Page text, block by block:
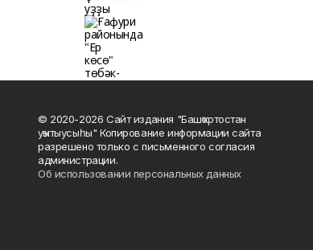
© 2020-2026 Сайт издания "Башҡортостан
уҡытыусыһы" Копирование информации сайта
разрешено только с письменного согласия
администрации.
Об использовании персональных данных